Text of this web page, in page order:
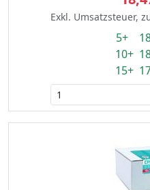
Exkl. Umsatzsteuer,
5+
10+
15+